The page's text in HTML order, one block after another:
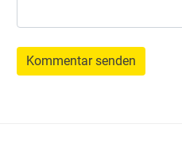
Kommentar senden